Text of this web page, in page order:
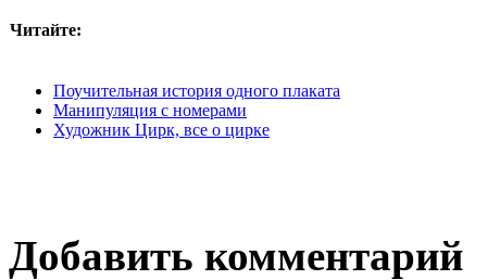
Читайте:
Поучительная история одного плаката
Манипуляция с номерами
Художник Цирк, все о цирке
Добавить комментарий